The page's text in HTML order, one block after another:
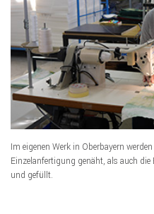
Im eigenen Werk in Oberbayern
Einzelanfertigung genäht, als auch
und gefüllt.